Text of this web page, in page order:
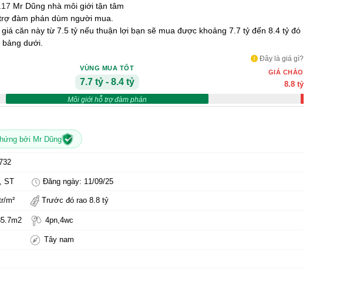
Mr Dũng nhà môi giới tận tâm
đàm phán dùm người mua.
căn này từ 7.5 tỷ nếu thuận lợi bạn sẽ mua được khoảng 7.7 tỷ đến 8.4 tỷ đó
bảng dưới.
Đây là giá gì?
VÙNG MUA TỐT
7.7 tỷ - 8.4 tỷ
Môi giới hỗ trợ đàm phán
GIÁ CHÀO
8.8 tỷ
bởi Mr Dũng
ST Đăng ngày: 11/09/25
m² Trước đó rao 8.8 tỷ
4pn,4wc
Tây nam